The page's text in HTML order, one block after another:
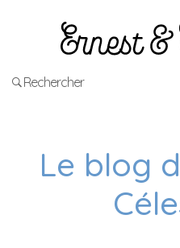
Rechercher
Le blog